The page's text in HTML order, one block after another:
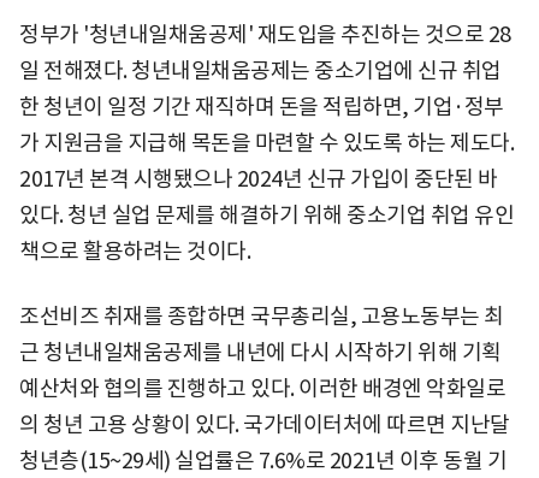
정부가 '청년내일채움공제' 재도입을 추진하는 것으로 28
일 전해졌다. 청년내일채움공제는 중소기업에 신규 취업
한 청년이 일정 기간 재직하며 돈을 적립하면, 기업·정부
가 지원금을 지급해 목돈을 마련할 수 있도록 하는 제도다.
2017년 본격 시행됐으나 2024년 신규 가입이 중단된 바
있다. 청년 실업 문제를 해결하기 위해 중소기업 취업 유인
책으로 활용하려는 것이다.
조선비즈 취재를 종합하면 국무총리실, 고용노동부는 최
근 청년내일채움공제를 내년에 다시 시작하기 위해 기획
예산처와 협의를 진행하고 있다. 이러한 배경엔 악화일로
의 청년 고용 상황이 있다. 국가데이터처에 따르면 지난달
청년층(15~29세) 실업률은 7.6%로 2021년 이후 동월 기